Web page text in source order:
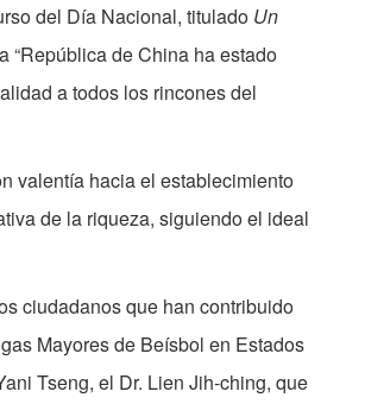
del Día Nacional, titulado Un
“República de China ha estado
a todos los rincones del
valentía hacia el establecimiento
de la riqueza, siguiendo el ideal
ciudadanos que han contribuido
Mayores de Beísbol en Estados
Tseng, el Dr. Lien Jih-ching, que